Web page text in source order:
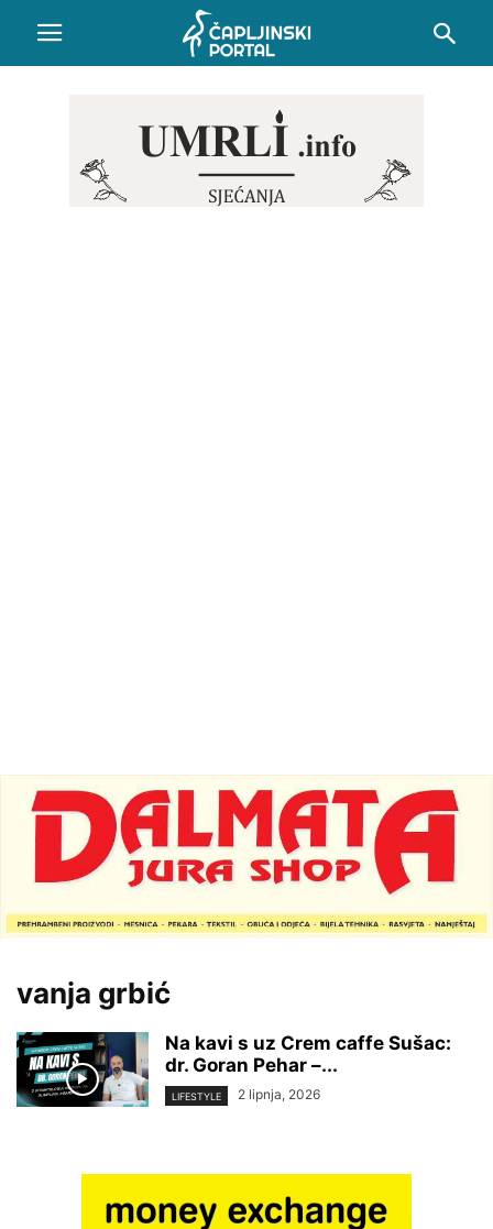
vanja grbić
Na kavi s uz Crem caffe Sušac:
dr. Goran Pehar –...
LIFESTYLE 2 lipnja, 2026